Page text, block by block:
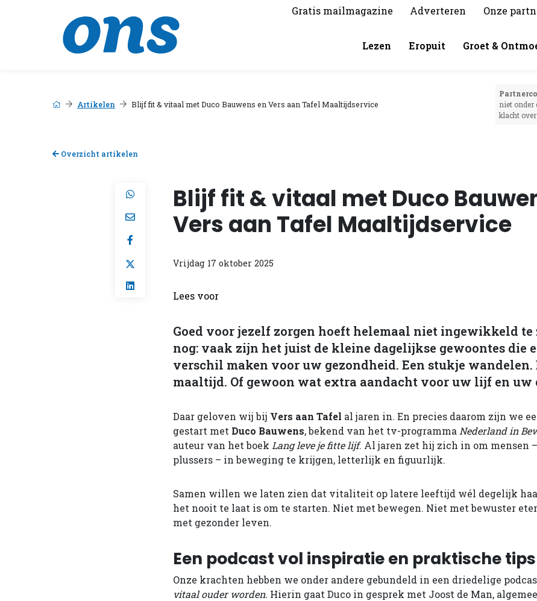
Gratis mailmagazine Adverteren Onze
Lezen Eropuit Groet &
Artikelen Blijf fit & vitaal met Duco Bauwens en Vers aan Tafel Maaltijdservice
niet onder
klacht
Overzicht artikelen
Blijf fit & vitaal met Duco
Vers aan Tafel Maaltijdservice
Vrijdag 17 oktober 2025
Lees voor
Goed voor jezelf zorgen hoeft helemaal niet ingewikkeld te
nog: vaak zijn het juist de kleine dagelijkse gewoontes die
verschil maken voor uw gezondheid. Een stukje wandelen.
maaltijd. Of gewoon wat extra aandacht voor uw lijf en uw
Daar geloven wij bij Vers aan Tafel al jaren in. En precies daarom zijn we
gestart met Duco Bauwens, bekend van het tv-programma Nederland in
auteur van het boek Lang leve je fitte lijf. Al jaren zet hij zich in om mensen
plussers – in beweging te krijgen, letterlijk en figuurlijk.
Samen willen we laten zien dat vitaliteit op latere leeftijd wél degelijk
het nooit te laat is om te starten. Niet met bewegen. Niet met bewuster
met gezonder leven.
Een podcast vol inspiratie en praktische tips
Onze krachten hebben we onder andere gebundeld in een driedelige
vitaal ouder worden. Hierin gaat Duco in gesprek met Joost de Man,